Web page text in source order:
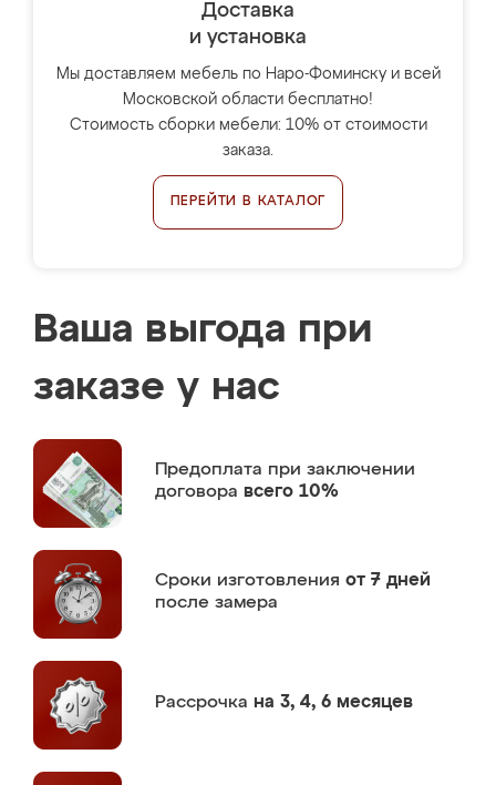
Доставка
и установка
Мы доставляем мебель по Наро-Фоминску и всей
Московской области бесплатно!
Стоимость сборки мебели: 10% от стоимости
заказа.
ПЕРЕЙТИ В КАТАЛОГ
Ваша выгода при
заказе у нас
Предоплата при заключении
договора всего 10%
Сроки изготовления от 7 дней
после замера
Рассрочка на 3, 4, 6 месяцев